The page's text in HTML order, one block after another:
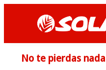
No te pierdas